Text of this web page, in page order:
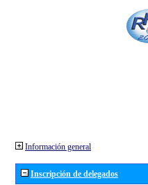
Información general
Inscripción de delegados